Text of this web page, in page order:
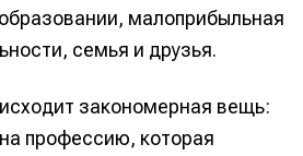
малоприбыльная
семья и друзья.
закономерная вещь:
профессию, которая